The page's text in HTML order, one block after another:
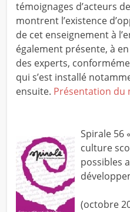
témoignages d’acteurs
montrent l’existence
de cet enseignement à
également présente, à
des experts,
qui s’est installé
ensuite. Présentation du
Spirale 56
culture
possibles
(octobre